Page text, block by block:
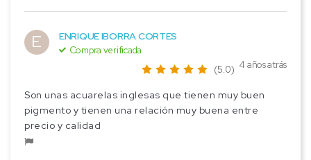
E ENRIQUE IBORRA CORTES
Compra verificada
(5.0) 4 años atrás
Son unas acuarelas inglesas que tienen muy buen
pigmento y tienen una relación muy buena entre
precio y calidad